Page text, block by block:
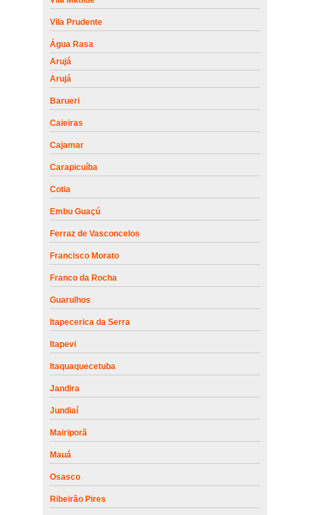
Vila Prudente
Água Rasa
Arujá
Arujá
Barueri
Caieiras
Cajamar
Carapicuíba
Cotia
Embu Guaçú
Ferraz de Vasconcelos
Francisco Morato
Franco da Rocha
Guarulhos
Itapecerica da Serra
Itapevi
Itaquaquecetuba
Jandira
Jundiaí
Mairiporã
Mauá
Osasco
Ribeirão Pires